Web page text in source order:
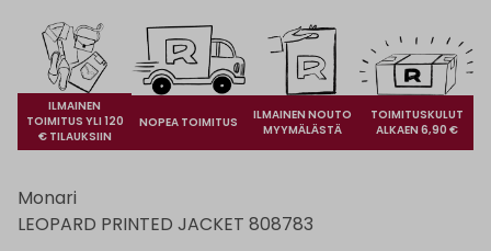
ILMAINEN
TOIMITUS YLI 120
€ TILAUKSIIN
NOPEA TOIMITUS
ILMAINEN NOUTO
MYYMÄLÄSTÄ
TOIMITUSKULUT
ALKAEN 6,90 €
Monari
LEOPARD PRINTED JACKET 808783